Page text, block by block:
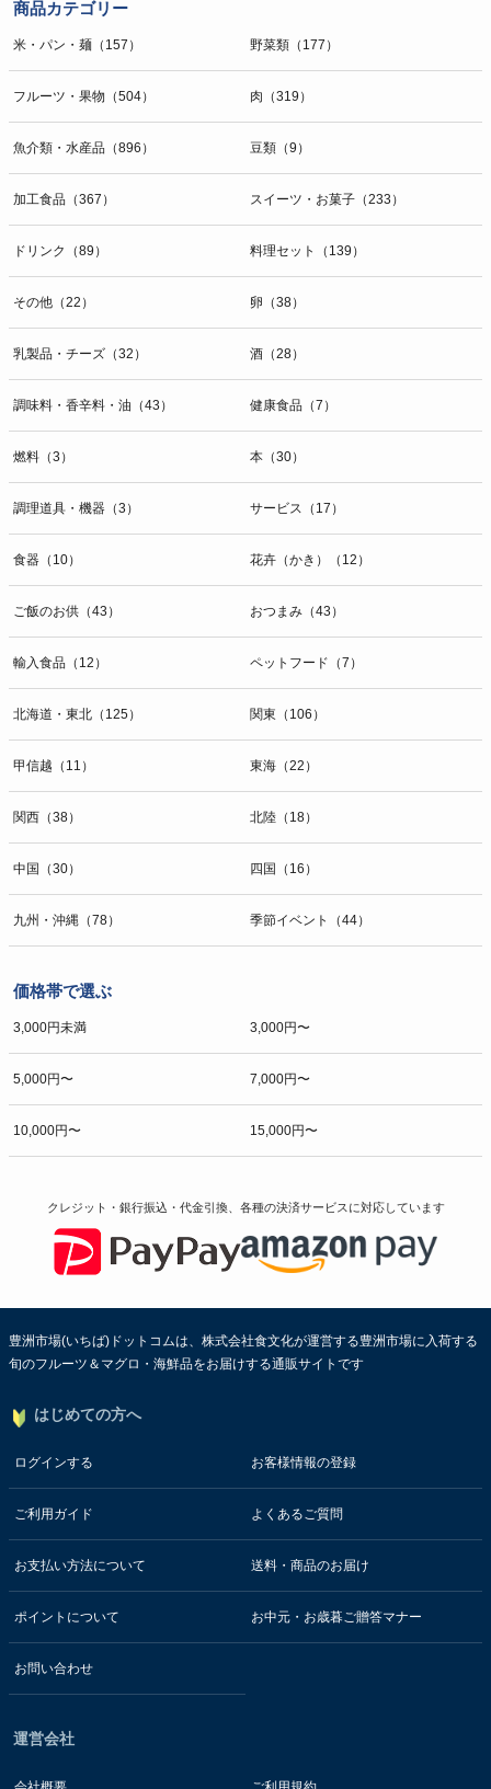
商品カテゴリー
米・パン・麺（157） 野菜類（177）
フルーツ・果物（504） 肉（319）
魚介類・水産品（896） 豆類（9）
加工食品（367） スイーツ・お菓子（233）
ドリンク（89） 料理セット（139）
その他（22） 卵（38）
乳製品・チーズ（32） 酒（28）
調味料・香辛料・油（43） 健康食品（7）
燃料（3） 本（30）
調理道具・機器（3） サービス（17）
食器（10） 花卉（かき）（12）
ご飯のお供（43） おつまみ（43）
輸入食品（12） ペットフード（7）
北海道・東北（125） 関東（106）
甲信越（11） 東海（22）
関西（38） 北陸（18）
中国（30） 四国（16）
九州・沖縄（78） 季節イベント（44）
価格帯で選ぶ
3,000円未満 3,000円〜
5,000円〜 7,000円〜
10,000円〜 15,000円〜
クレジット・銀行振込・代金引換、各種の決済サービスに対応しています
豊洲市場(いちば)ドットコムは、株式会社食文化が運営する豊洲市場に入荷する
旬のフルーツ＆マグロ・海鮮品をお届けする通販サイトです
はじめての方へ
ログインする お客様情報の登録
ご利用ガイド よくあるご質問
お支払い方法について 送料・商品のお届け
ポイントについて お中元・お歳暮ご贈答マナー
お問い合わせ
運営会社